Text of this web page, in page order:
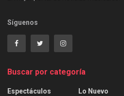
Síguenos
Buscar por categoría
Espectáculos
Lo Nuevo